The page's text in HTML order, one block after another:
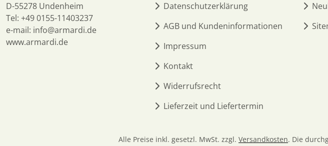
D-55278 Undenheim
Tel: +49 0155-11403237
e-mail: info@armardi.de
www.armardi.de
Datenschutzerklärung
AGB und Kundeninformationen
Impressum
Kontakt
Widerrufsrecht
Lieferzeit und Liefertermin
Alle Preise inkl. gesetzl. MwSt. zzgl. Versandkosten. Die